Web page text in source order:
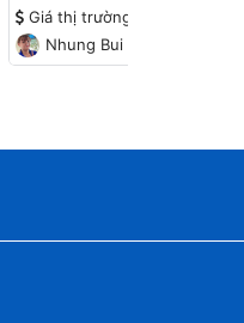
Giá thị trường:
Nhung Bui